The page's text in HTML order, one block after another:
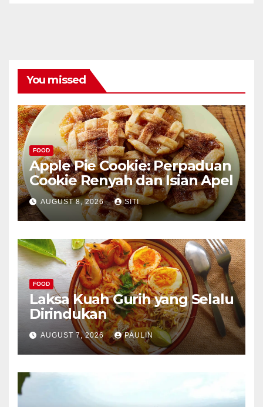
You missed
FOOD
Apple Pie Cookie: Perpaduan
Cookie Renyah dan Isian Apel
AUGUST 8, 2026 SITI
FOOD
Laksa Kuah Gurih yang Selalu
Dirindukan
AUGUST 7, 2026 PAULIN